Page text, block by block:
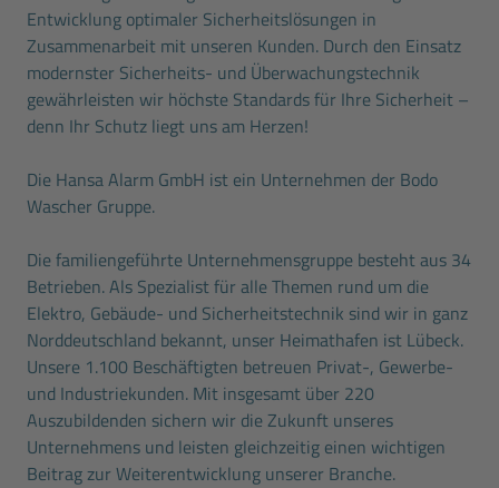
Entwicklung optimaler Sicherheitslösungen in
Zusammenarbeit mit unseren Kunden. Durch den Einsatz
modernster Sicherheits- und Überwachungstechnik
gewährleisten wir höchste Standards für Ihre Sicherheit –
denn Ihr Schutz liegt uns am Herzen!
Die Hansa Alarm GmbH ist ein Unternehmen der Bodo
Wascher Gruppe.
Die familiengeführte Unternehmensgruppe besteht aus 34
Betrieben. Als Spezialist für alle Themen rund um die
Elektro, Gebäude- und Sicherheitstechnik sind wir in ganz
Norddeutschland bekannt, unser Heimathafen ist Lübeck.
Unsere 1.100 Beschäftigten betreuen Privat-, Gewerbe-
und Industriekunden. Mit insgesamt über 220
Auszubildenden sichern wir die Zukunft unseres
Unternehmens und leisten gleichzeitig einen wichtigen
Beitrag zur Weiterentwicklung unserer Branche.